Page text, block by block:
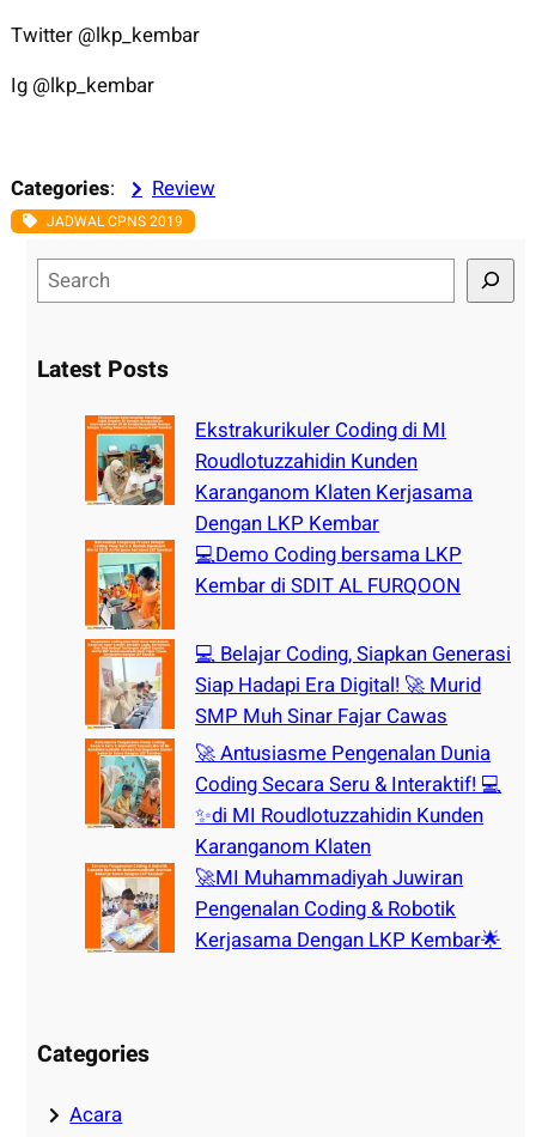
Twitter @lkp_kembar
Ig @lkp_kembar
Categories: Review
JADWAL CPNS 2019
e
rLatest Posts
Ekstrakurikuler Coding di MI
Roudlotuzzahidin Kunden
Karanganom Klaten Kerjasama
Dengan LKP Kembar
💻Demo Coding bersama LKP
Kembar di SDIT AL FURQOON
💻 Belajar Coding, Siapkan Generasi
Siap Hadapi Era Digital! 🚀 Murid
SMP Muh Sinar Fajar Cawas
🚀 Antusiasme Pengenalan Dunia
Coding Secara Seru & Interaktif! 💻
✨di MI Roudlotuzzahidin Kunden
Karanganom Klaten
🚀MI Muhammadiyah Juwiran
Pengenalan Coding & Robotik
Kerjasama Dengan LKP Kembar🌟
Categories
Acara